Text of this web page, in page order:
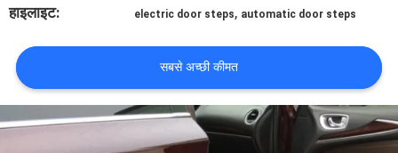
समाचार
एक
उद्धरण
हाइलाइट:
electric door steps, automatic door steps
सबसे अच्छी कीमत